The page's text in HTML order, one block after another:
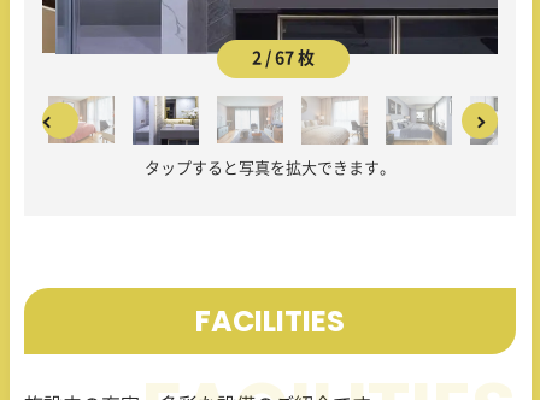
2 / 67 枚
タップすると写真を拡大できます。
FACILITIES